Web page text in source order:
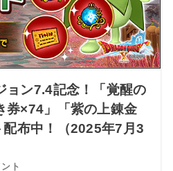
ョン7.4記念！「覚醒の
券×74」「紫の上錬金
布中！（2025年7月3
ト